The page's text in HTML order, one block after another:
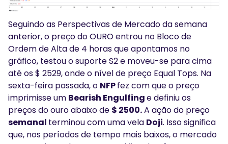
Seguindo as Perspectivas de Mercado da semana
anterior, o preço do OURO entrou no Bloco de
Ordem de Alta de 4 horas que apontamos no
gráfico, testou o suporte S2 e moveu-se para cima
até os $ 2529, onde o nível de preço Equal Tops. Na
sexta-feira passada, o NFPfez com que o preço
imprimisse um Bearish Engulfinge definiu os
preços do ouro abaixo de $ 2500.A ação do preço
semanal terminou com uma vela Doji. Isso significa
que, nos períodos de tempo mais baixos, o mercado